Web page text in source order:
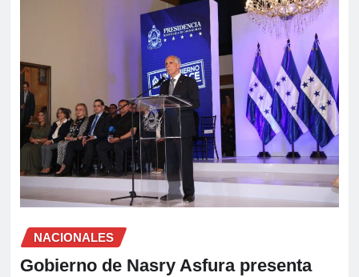
NACIONALES
Gobierno de Nasry Asfura presenta